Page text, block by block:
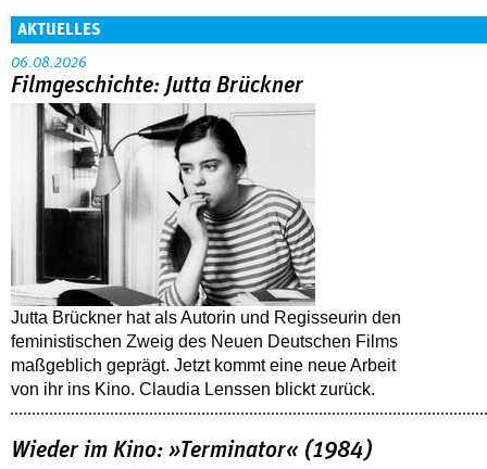
AKTUELLES
06.08.2026
Filmgeschichte: Jutta Brückner
Jutta Brückner hat als Autorin und Regisseurin den
feministischen Zweig des Neuen Deutschen Films
maßgeblich geprägt. Jetzt kommt eine neue Arbeit
von ihr ins Kino. Claudia Lenssen blickt zurück.
Wieder im Kino: »Terminator« (1984)